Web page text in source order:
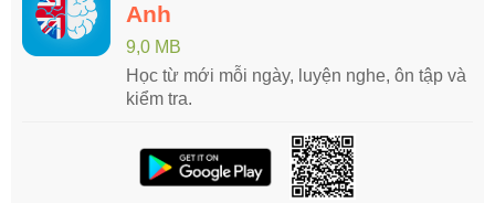
Anh
9,0 MB
Học từ mới mỗi ngày, luyện nghe, ôn tập và
kiểm tra.